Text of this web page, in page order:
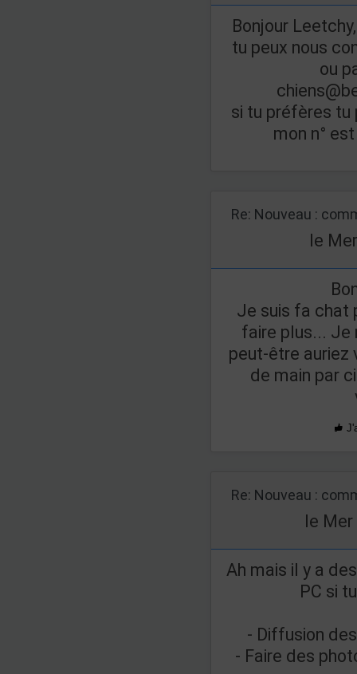
Bonjour
tu peux nous
ou
si tu préfères tu
mon n°
Re: Nouveau :
le
Je suis fa chat
faire plus... Je
peut-être auriez
de main par
Re: Nouveau :
le Mer
Ah mais il y a
PC si
- Diffusion
- Faire des